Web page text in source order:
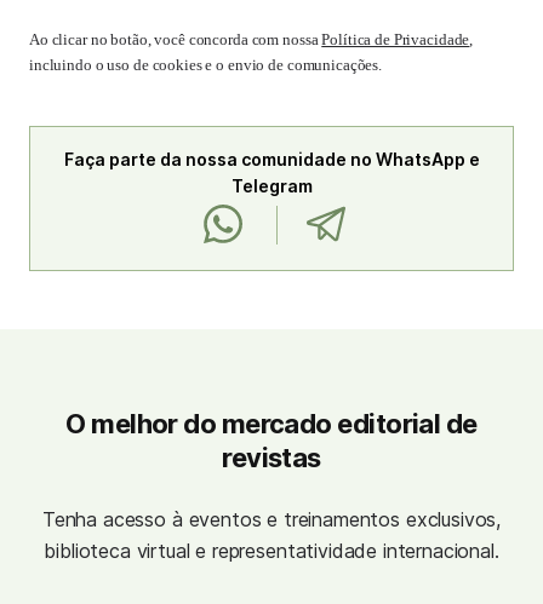
Ao clicar no botão, você concorda com nossaPolítica de Privacidade,
incluindo o uso de cookies e o envio de comunicações.
Faça parte da nossa comunidade no WhatsApp e
Telegram
O melhor do mercado editorial de
revistas
Tenha acesso à eventos e treinamentos exclusivos,
biblioteca virtual e representatividade internacional.